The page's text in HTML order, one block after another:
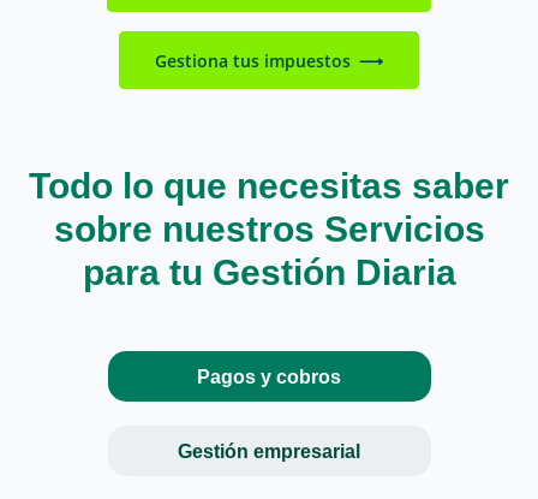
Gestiona tus impuestos
Todo lo que necesitas saber
sobre nuestros Servicios
para tu Gestión Diaria
Pagos y cobros
Gestión empresarial